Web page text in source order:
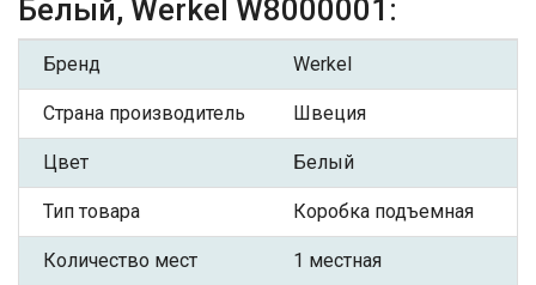
Белый, Werkel W8000001:
Бренд Werkel
Страна производитель Швеция
Цвет Белый
Тип товара Коробка подъемная
Количество мест 1 местная